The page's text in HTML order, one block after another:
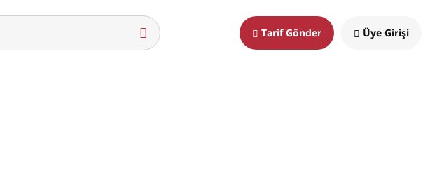
Tarif Gönder Üye Girişi